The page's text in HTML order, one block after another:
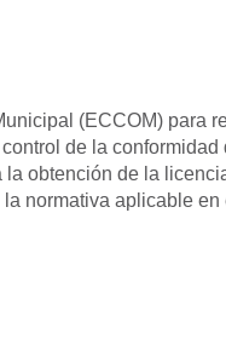
(ECCOM) para
de la conformidad
obtención de la
normativa aplicable en